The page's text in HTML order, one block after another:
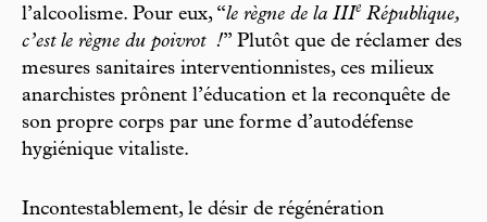
l’alcoolisme. Pour eux, “le règne de la IIIe République,
c’est le règne du poivrot !” Plutôt que de réclamer des
mesures sanitaires interventionnistes, ces milieux
anarchistes prônent l’éducation et la reconquête de
son propre corps par une forme d’autodéfense
hygiénique vitaliste.
Incontestablement, le désir de régénération